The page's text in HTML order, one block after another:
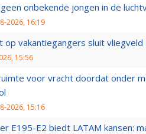
onbekende jongen in de
2026, 16:19
op vakantiegangers sluit vliegveld
15:56
voor vracht doordat onder
2026, 15:16
E195-E2 biedt LATAM kansen: